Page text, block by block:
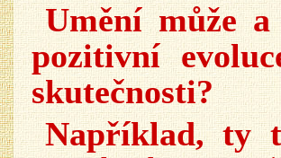
Umění může
pozitivní
skutečnosti?
Například, ty